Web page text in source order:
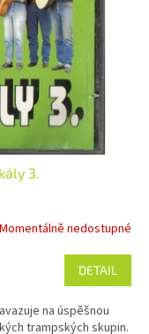
3.
Momentálně nedostupné
DETAIL
na úspěšnou
trampských skupin.